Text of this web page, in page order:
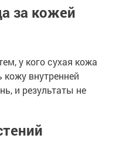
за кожей
у кого сухая кожа
внутренней
и результаты не